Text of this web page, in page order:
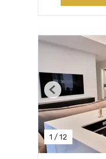
1 / 12
Previous